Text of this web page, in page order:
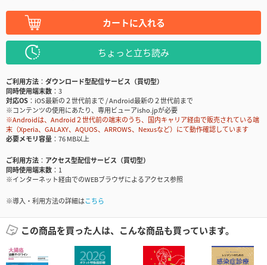
カートに入れる
ちょっと立ち読み
ご利用方法
ダウンロード型配信サービス（買切型）
同時使用端末数
3
対応OS
iOS最新の２世代前まで / Android最新の２世代前まで
※コンテンツの使用にあたり、専用ビューアisho.jpが必要
※Androidは、Android２世代前の端末のうち、国内キャリア経由で販売されている端
末（Xperia、GALAXY、AQUOS、ARROWS、Nexusなど）にて動作確認しています
必要メモリ容量
76 MB以上
ご利用方法
アクセス型配信サービス（買切型）
同時使用端末数
1
※インターネット経由でのWEBブラウザによるアクセス参照
※導入・利用方法の詳細はこちら
この商品を買った人は、こんな商品も買っています。